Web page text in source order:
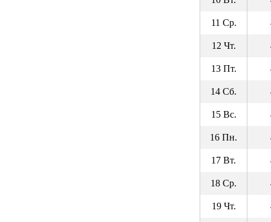
11 Ср.
12 Чт.
13 Пт.
14 Сб.
15 Вс.
16 Пн.
17 Вт.
18 Ср.
19 Чт.